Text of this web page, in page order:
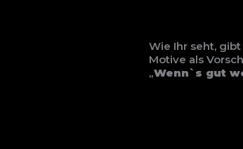
Wie Ihr seht,
Motive als
„Wenn`s gut